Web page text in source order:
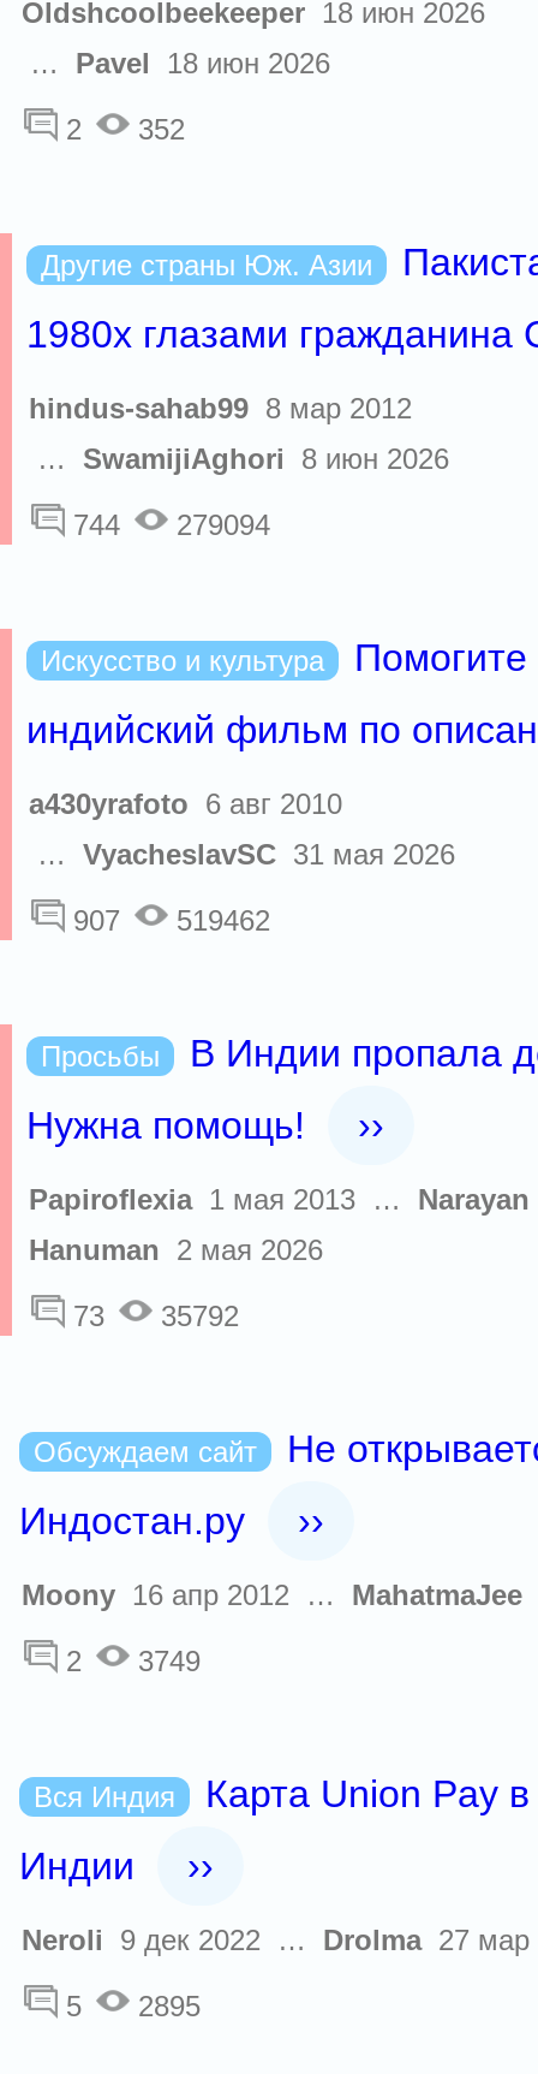
Oldshcoolbeekeeper 18 июн 2026
… Pavel 18 июн 2026
2 352
Другие страны Юж. Азии
1980х глазами
hindus-sahab99 8 мар 2012
… SwamijiAghori 8 июн 2026
744 279094
Искусство и культура
Помогите
индийский фильм по
a430yrafoto 6 авг 2010
… VyacheslavSC 31 мая 2026
907 519462
Просьбы
В Индии пропала
Нужна помощь!
››
Papiroflexia1 мая 2013 … Narayan
Hanuman 2 мая 2026
73 35792
Обсуждаем сайт
Не
Индостан.ру
››
Moony 16 апр 2012 … MahatmaJee
2 3749
Вся Индия
Карта Union Pay в
Индии
››
Neroli 9 дек 2022 … Drolma27 мар
5 2895